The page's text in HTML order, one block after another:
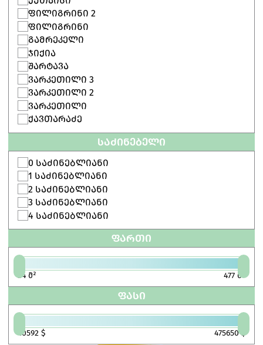
ᲤᲘᲚᲘᲒᲠᲘᲜᲘ 2
ᲤᲘᲚᲘᲒᲠᲘᲜᲘ
ᲒᲐᲛᲠᲔᲙᲔᲚᲘ
ᲯᲘᲥᲘᲐ
ᲨᲐᲠᲢᲐᲕᲐ
ᲕᲐᲠᲙᲔᲗᲘᲚᲘ 3
ᲕᲐᲠᲙᲔᲗᲘᲚᲘ 2
ᲕᲐᲠᲙᲔᲗᲘᲚᲘ
ᲥᲐᲕᲗᲐᲠᲐᲫᲔ
ᲡᲐᲫᲘᲜᲔᲑᲔᲚᲘ
0 ᲡᲐᲫᲘᲜᲔᲑᲚᲘᲐᲜᲘ
1 ᲡᲐᲫᲘᲜᲔᲑᲚᲘᲐᲜᲘ
2 ᲡᲐᲫᲘᲜᲔᲑᲚᲘᲐᲜᲘ
3 ᲡᲐᲫᲘᲜᲔᲑᲚᲘᲐᲜᲘ
4 ᲡᲐᲫᲘᲜᲔᲑᲚᲘᲐᲜᲘ
ᲤᲐᲠᲗᲘ
34 მ² 477 მ²
ᲤᲐᲡᲘ
40592 $ 475650$